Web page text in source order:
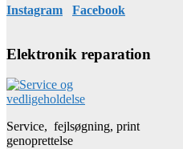
Instagram Facebook
Elektronik reparation
Service, fejlsøgning, print
genoprettelse